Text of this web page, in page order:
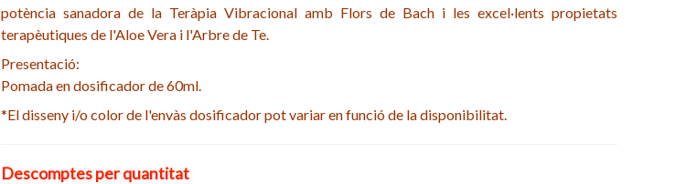
potència sanadora de la Teràpia Vibracional amb Flors de Bach iles excel·lents propietats
terapèutiques de l'Aloe Vera i l'Arbre de Te.
Presentació:
Pomada en dosificador de 60ml.
*El disseny i/o color de l'envàs dosificador pot variar en funció de la disponibilitat.
Descomptes per quantitat